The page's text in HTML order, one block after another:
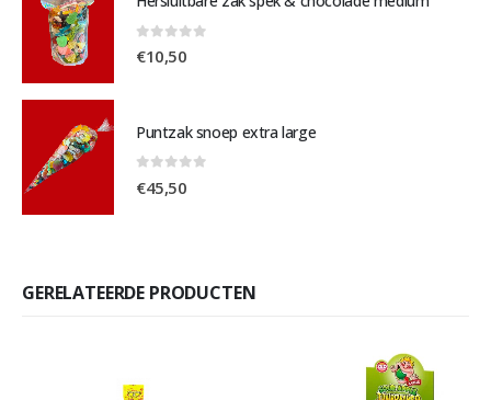
€10,50
Puntzak snoep extra large
€45,50
GERELATEERDE PRODUCTEN